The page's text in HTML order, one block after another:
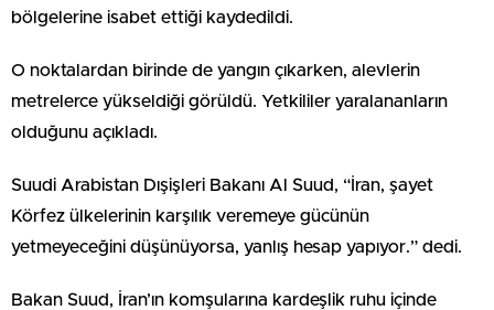
bölgelerine isabet ettiği kaydedildi.
O noktalardan birinde de yangın çıkarken, alevlerin
metrelerce yükseldiği görüldü. Yetkililer yaralananların
olduğunu açıkladı.
Suudi Arabistan Dışişleri Bakanı Al Suud, “İran, şayet
Körfez ülkelerinin karşılık veremeye gücünün
yetmeyeceğini düşünüyorsa, yanlış hesap yapıyor.” dedi.
Bakan Suud, İran’ın komşularına kardeşlik ruhu içinde